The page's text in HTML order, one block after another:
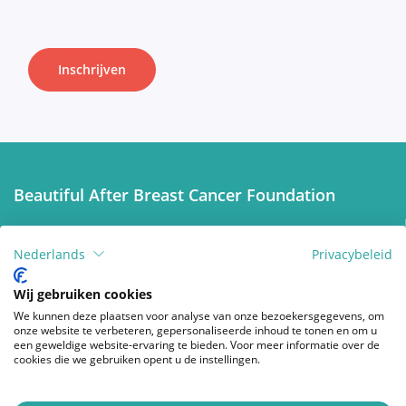
Nederlands Privacybeleid
Wij gebruiken cookies
We kunnen deze plaatsen voor analyse van onze bezoekersgegevens, om
onze website te verbeteren, gepersonaliseerde inhoud te tonen en om u
een geweldige website-ervaring te bieden. Voor meer informatie over de
cookies die we gebruiken opent u de instellingen.
Verwijderen van de tumor
Beslissen
borstreconstructie
Praktische Problemen
Inschrijven
Beautiful After Breast Cancer Foundation
De Merodelei 1
2600 Berchem
Belgium
Contacteer ons
Doneren